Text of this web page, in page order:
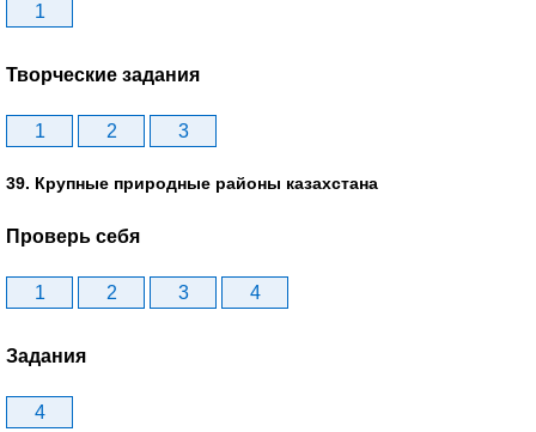
1
Творческие задания
1 2 3
39. Крупные природные районы казахстана
Проверь себя
1 2 3 4
Задания
4